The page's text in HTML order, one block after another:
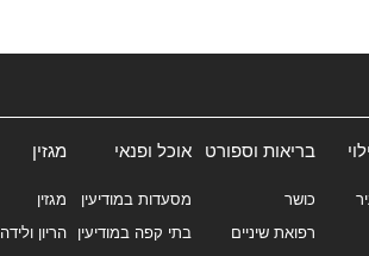
בריאות וספורט
כושר
רפואת שיניים
אוכל ופנאי
מסעדות במודיעין
בתי קפה במודיעין
מגזין
מגזין
הריון ולידה